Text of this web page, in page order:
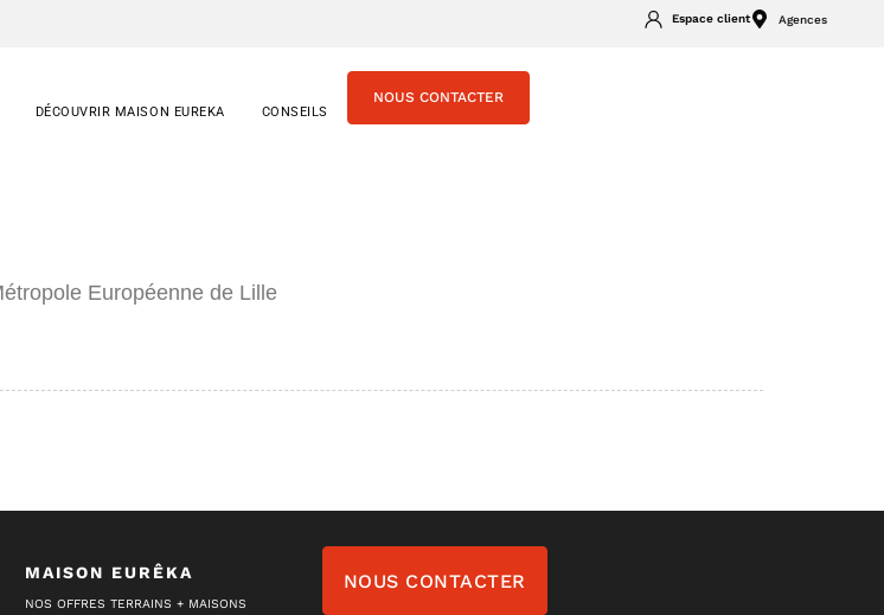
Espace client Agences
DÉCOUVRIR MAISON EUREKA CONSEILS
NOUS CONTACTER
Européenne de Lille
MAISON EURÊKA
NOS OFFRES TERRAINS + MAISONS
NOUS CONTACTER